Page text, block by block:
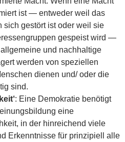
ist — entweder weil das
sich gestört ist oder weil sie
gespeist wird —
und nachhaltige
werden von speziellen
dienen und/ oder die
sind.
: Eine Demokratie benötigt
eine
in der hinreichend viele
Erkenntnisse für prinzipiell alle